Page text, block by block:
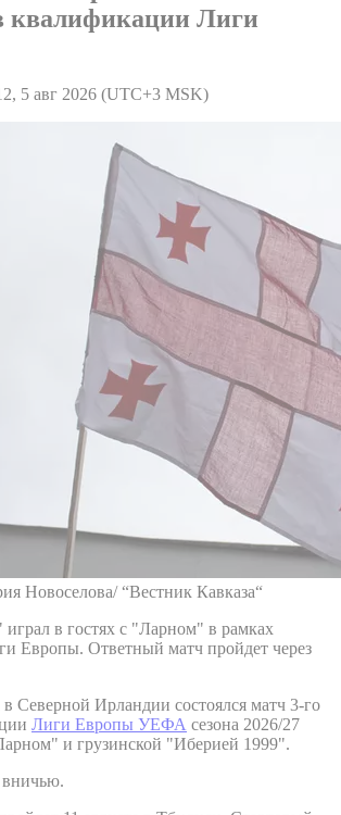
Лиги
5 авг 2026 (UTC+3 MSK)
Новоселова/ “Вестник Кавказа“
в гостях с "Ларном" в рамках
Европы. Ответный матч пройдет через
в Северной Ирландии состоялся матч 3-го
Лиги Европы УЕФА сезона 2026/27
и грузинской "Иберией 1999".